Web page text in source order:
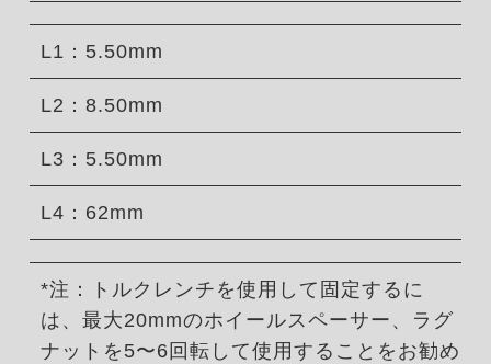
L1：5.50mm
L2：8.50mm
L3：5.50mm
L4：62mm
*注：トルクレンチを使用して固定するに
は、最大20mmのホイールスペーサー、ラグ
ナットを5〜6回転して使用することをお勧め